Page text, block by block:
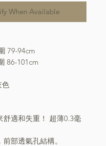
When Available
79-94cm
86-101cm
色
舒適和失重！ 超薄0.3毫
部透氣孔結構。